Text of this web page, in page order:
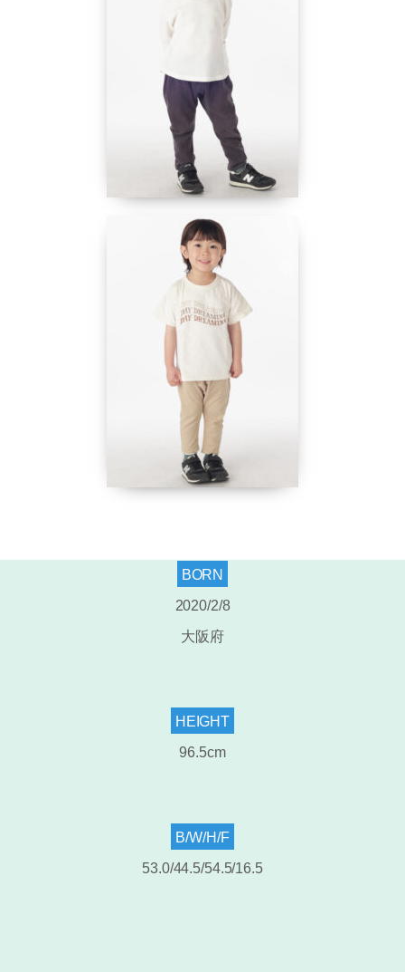
BORN
2020/2/8
大阪府
HEIGHT
96.5cm
B/W/H/F
53.0/44.5/54.5/16.5